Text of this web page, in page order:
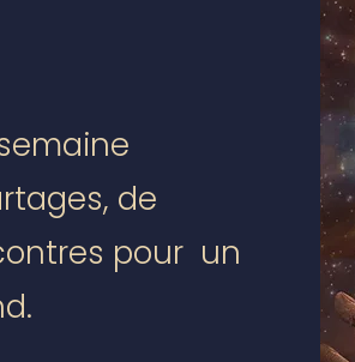
de
pour un